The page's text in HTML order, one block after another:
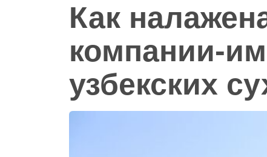
Как
компании-
узбекских